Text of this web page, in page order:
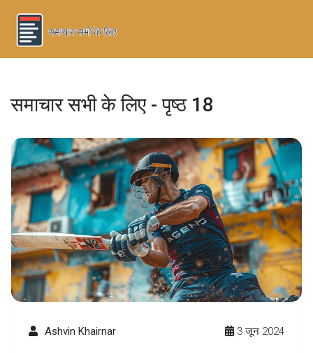
समाचार सभी के लिए - पृष्ठ 18
Ashvin Khairnar 3 जून 2024